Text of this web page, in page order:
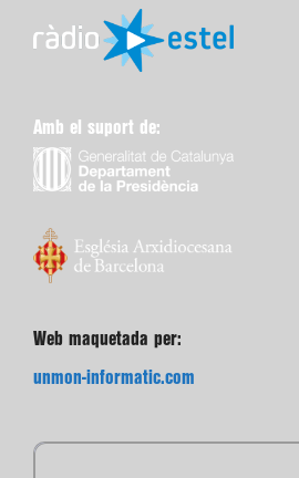
Amb el suport de:
Web maquetada per:
unmon-informatic.com